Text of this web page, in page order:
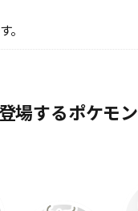
。
場するポケモン